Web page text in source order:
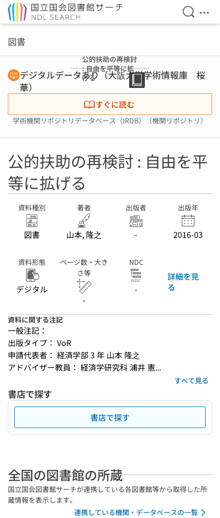
検索を
メ
図書
公的扶助の再検討
: 自由を平等に拡
げる
デジタルデータあり（大阪大学学術情報庫 桜
華）
すぐに読む
学術機関リポジトリデータベース（IRDB）（機関リポジトリ）
公的扶助の再検討 : 自由を平
等に拡げる
資料種別
図書
著者
山本, 隆之
出版者
-
出版年
2016-03
資料形態
デジタル
ページ数・大き
さ等
-
NDC
-
詳細を見
る
資料に関する注記
一般注記：
出版タイプ： VoR
申請代表者： 経済学部 3 年 山本 隆之
アドバイザー教員： 経済学研究科 浦井 憲...
すべて見る
書店で探す
書店で探す
全国の図書館の所蔵
国立国会図書館サーチが連携している各図書館等から取得した所
蔵情報を表示します。
連携している機関・データベースの一覧